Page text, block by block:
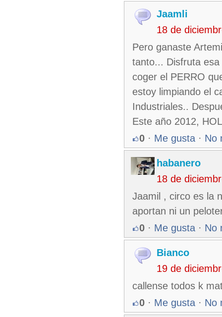
Jaamli
18 de
Pero ganaste
tanto... Disfruta
coger el PERRO
estoy limpiando el
Industriales..
Este año 2012,
0 · Me gusta · No
habanero
18 de
Jaamil , circo es la
aportan ni un
0 · Me gusta · No
Bianco
19 de
callense todos k
0 · Me gusta · No